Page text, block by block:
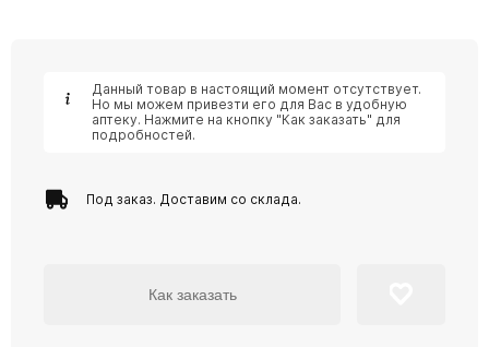
Данный товар в настоящий момент отсутствует.
Но мы можем привезти его для Вас в удобную
аптеку. Нажмите на кнопку "Как заказать" для
подробностей.
Под заказ. Доставим со склада.
Как заказать